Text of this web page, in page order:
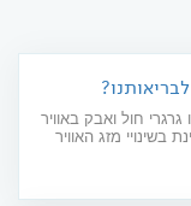
חול ואבק באוויר
בשינויי מזג האוויר
הנשימה, העור
זה קורה ואיך מצמצמים